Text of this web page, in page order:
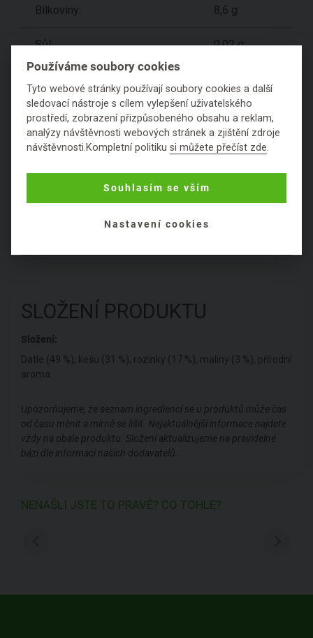
Bílkoviny: 8,6 g
Sůl: 0,02 g
Dle současné legislativy EU je možné u doplňků
stravy a potravin uvádět pouze schválená zdravotní
tvrzení. Není možné uvádět podrobnější informace,
které by mohly vzbudit dojem jiného prospěšného
účinku - i přes to, že se právě pro tyto vlastnosti
SLOŽENÍ PRODUKTU
Složení:
Datle (49 %), kešu (31 %), rozinky (17 %), maliny (3 %), přírodní
aroma
Upozorňujeme, že seznam ingrediencí se u produktů může čas
od času měnit a mírně se lišit. Nejaktuálnější informace najdete
vždy na obale produktu. Složení aktualizujeme na pravidelné
bázi dle informací našich dodavatelů.
NENAŠLI JSTE TO PRAVÉ? CO TOHLE?
Používáme soubory cookies
Tyto webové stránky používají soubory cookies a další
sledovací nástroje s cílem vylepšení uživatelského
prostředí, zobrazení přizpůsobeného obsahu a reklam,
analýzy návštěvnosti webových stránek a zjištění zdroje
návštěvnosti.Kompletní politikusi můžete přečíst zde.
Souhlasím se vším
Nastavení cookies